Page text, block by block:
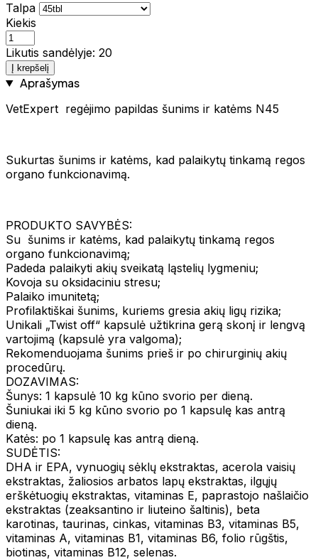
Talpa
Kiekis
Likutis sandėlyje: 20
Į krepšelį
Aprašymas
VetExpert regėjimo papildas šunims ir katėms N45
Sukurtas šunims ir katėms, kad palaikytų tinkamą regos
organo funkcionavimą.
PRODUKTO SAVYBĖS:
Su šunims ir katėms, kad palaikytų tinkamą regos
organo funkcionavimą;
Padeda palaikyti akių sveikatą ląstelių lygmeniu;
Kovoja su oksidaciniu stresu;
Palaiko imunitetą;
Profilaktiškai šunims, kuriems gresia akių ligų rizika;
Unikali „Twist off“ kapsulė užtikrina gerą skonį ir lengvą
vartojimą (kapsulė yra valgoma);
Rekomenduojama šunims prieš ir po chirurginių akių
procedūrų.
DOZAVIMAS:
Šunys: 1 kapsulė 10 kg kūno svorio per dieną.
Šuniukai iki 5 kg kūno svorio po 1 kapsulę kas antrą
dieną.
Katės: po 1 kapsulę kas antrą dieną.
SUDĖTIS:
DHA ir EPA, vynuogių sėklų ekstraktas, acerola vaisių
ekstraktas, žaliosios arbatos lapų ekstraktas, ilgųjų
erškėtuogių ekstraktas, vitaminas E, paprastojo našlaičio
ekstraktas (zeaksantino ir liuteino šaltinis), beta
karotinas, taurinas, cinkas, vitaminas B3, vitaminas B5,
vitaminas A, vitaminas B1, vitaminas B6, folio rūgštis,
biotinas, vitaminas B12, selenas.